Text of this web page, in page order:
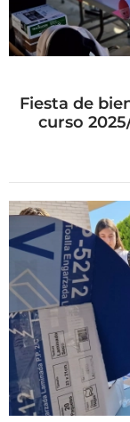
Fiesta de
curso